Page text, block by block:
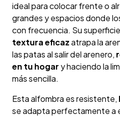
ideal para colocar frente o
grandes y espacios donde
con frecuencia. Su
textura eficazatrapa la
las patas al salir del arenero,
en tu hogar y haciendo la
más sencilla.
Esta alfombra es resistente,
se adapta perfectamente a